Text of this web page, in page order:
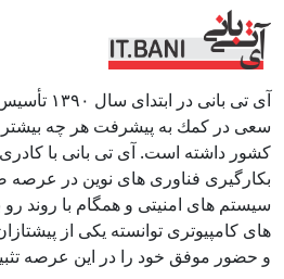
آی تی بانی
سعى در كمك به پيشرفت هر چه
كشور داشته است. آی تی بانی با
بكارگيرى فناوری هاى نوين در عرصه
سيستم هاى امنيتى و همگام با روند
هاى كامپيوترى توانسته يكى از
و حضور موفق خود را در اين عرصه